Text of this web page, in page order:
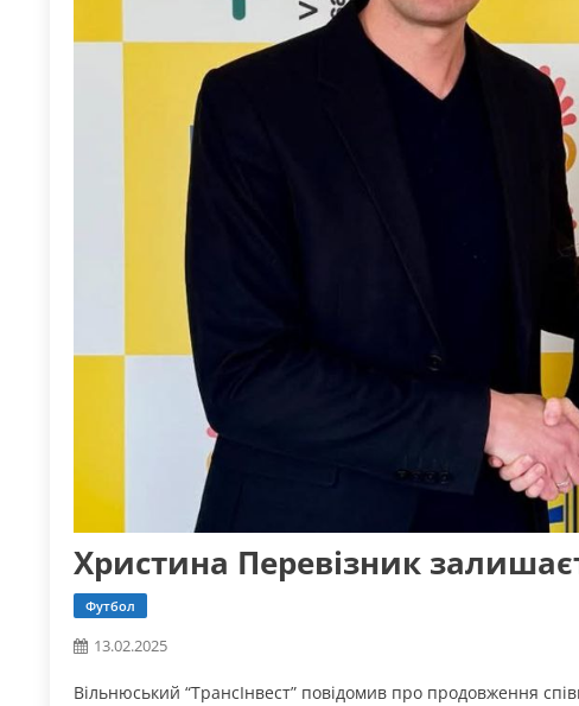
Христина Перевізник
Футбол
13.02.2025
Вільнюський “ТрансІнвест” повідомив про продовження